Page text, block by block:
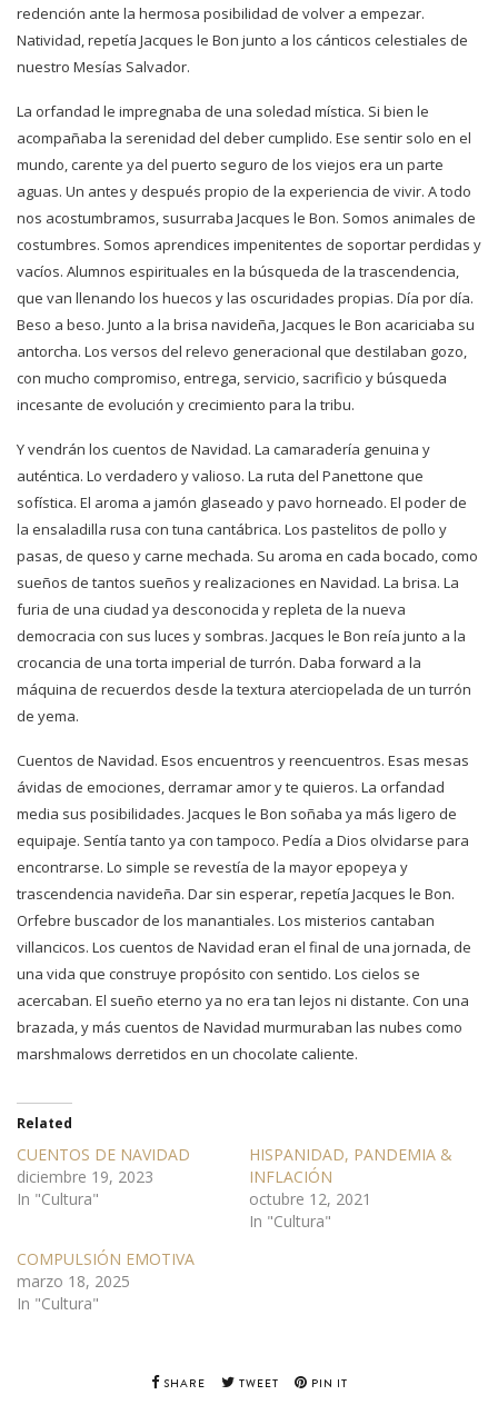
redención ante la hermosa posibilidad de volver a empezar.
Natividad, repetía Jacques le Bon junto a los cánticos celestiales de
nuestro Mesías Salvador.
La orfandad le impregnaba de una soledad mística. Si bien le
acompañaba la serenidad del deber cumplido. Ese sentir solo en el
mundo, carente ya del puerto seguro de los viejos era un parte
aguas. Un antes y después propio de la experiencia de vivir. A todo
nos acostumbramos, susurraba Jacques le Bon. Somos animales de
costumbres. Somos aprendices impenitentes de soportar perdidas y
vacíos. Alumnos espirituales en la búsqueda de la trascendencia,
que van llenando los huecos y las oscuridades propias. Día por día.
Beso a beso. Junto a la brisa navideña, Jacques le Bon acariciaba su
antorcha. Los versos del relevo generacional que destilaban gozo,
con mucho compromiso, entrega, servicio, sacrificio y búsqueda
incesante de evolución y crecimiento para la tribu.
Y vendrán los cuentos de Navidad. La camaradería genuina y
auténtica. Lo verdadero y valioso. La ruta del Panettone que
sofística. El aroma a jamón glaseado y pavo horneado. El poder de
la ensaladilla rusa con tuna cantábrica. Los pastelitos de pollo y
pasas, de queso y carne mechada. Su aroma en cada bocado, como
sueños de tantos sueños y realizaciones en Navidad. La brisa. La
furia de una ciudad ya desconocida y repleta de la nueva
democracia con sus luces y sombras. Jacques le Bon reía junto a la
crocancia de una torta imperial de turrón. Daba forward a la
máquina de recuerdos desde la textura aterciopelada de un turrón
de yema.
Cuentos de Navidad. Esos encuentros y reencuentros. Esas mesas
ávidas de emociones, derramar amor y te quieros. La orfandad
media sus posibilidades. Jacques le Bon soñaba ya más ligero de
equipaje. Sentía tanto ya con tampoco. Pedía a Dios olvidarse para
encontrarse. Lo simple se revestía de la mayor epopeya y
trascendencia navideña. Dar sin esperar, repetía Jacques le Bon.
Orfebre buscador de los manantiales. Los misterios cantaban
villancicos. Los cuentos de Navidad eran el final de una jornada, de
una vida que construye propósito con sentido. Los cielos se
acercaban. El sueño eterno ya no era tan lejos ni distante. Con una
brazada, y más cuentos de Navidad murmuraban las nubes como
marshmalows derretidos en un chocolate caliente.
Related
CUENTOS DE NAVIDAD
diciembre 19, 2023
In "Cultura"
HISPANIDAD, PANDEMIA &
INFLACIÓN
octubre 12, 2021
In "Cultura"
COMPULSIÓN EMOTIVA
marzo 18, 2025
In "Cultura"
SHARE TWEET PIN IT